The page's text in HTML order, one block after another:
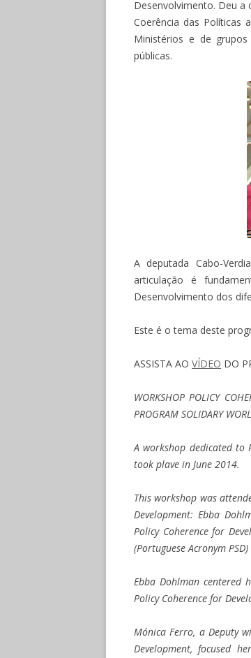
Desenvolvimento. Deu a
Coerência das Políticas
Ministérios e de
públicas.
A deputada Cabo-
articulação é
Desenvolvimento dos
Este é o tema deste
ASSISTA AO VÍDEO DO
WORKSHOP POLICY
PROGRAM SOLIDARY
A workshop dedicated to
took plave in June 2014.
This workshop was
Development: Ebba
Policy Coherence for
(Portuguese Acronym
Ebba Dohlman centered
Policy Coherence for
Mónica Ferro, a Deputy
Development, focused